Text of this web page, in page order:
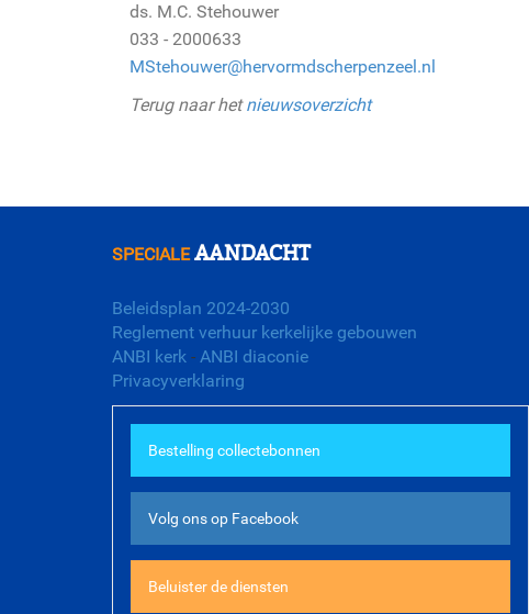
ds. M.C. Stehouwer
033 - 2000633
MStehouwer@hervormdscherpenzeel.nl
Terug naar hetnieuwsoverzicht
SPECIALEAANDACHT
Beleidsplan 2024-2030
Reglement verhuur kerkelijke gebouwen
ANBI kerk - ANBI diaconie
Privacyverklaring
Bestelling collectebonnen
Volg ons op Facebook
Beluister de diensten